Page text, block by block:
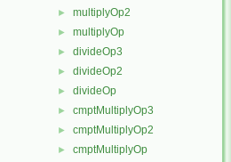
► multiplyOp2
► multiplyOp
► divideOp3
► divideOp2
► divideOp
► cmptMultiplyOp3
► cmptMultiplyOp2
► cmptMultiplyOp